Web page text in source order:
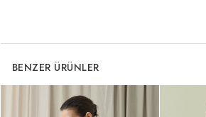
BENZER ÜRÜNLER